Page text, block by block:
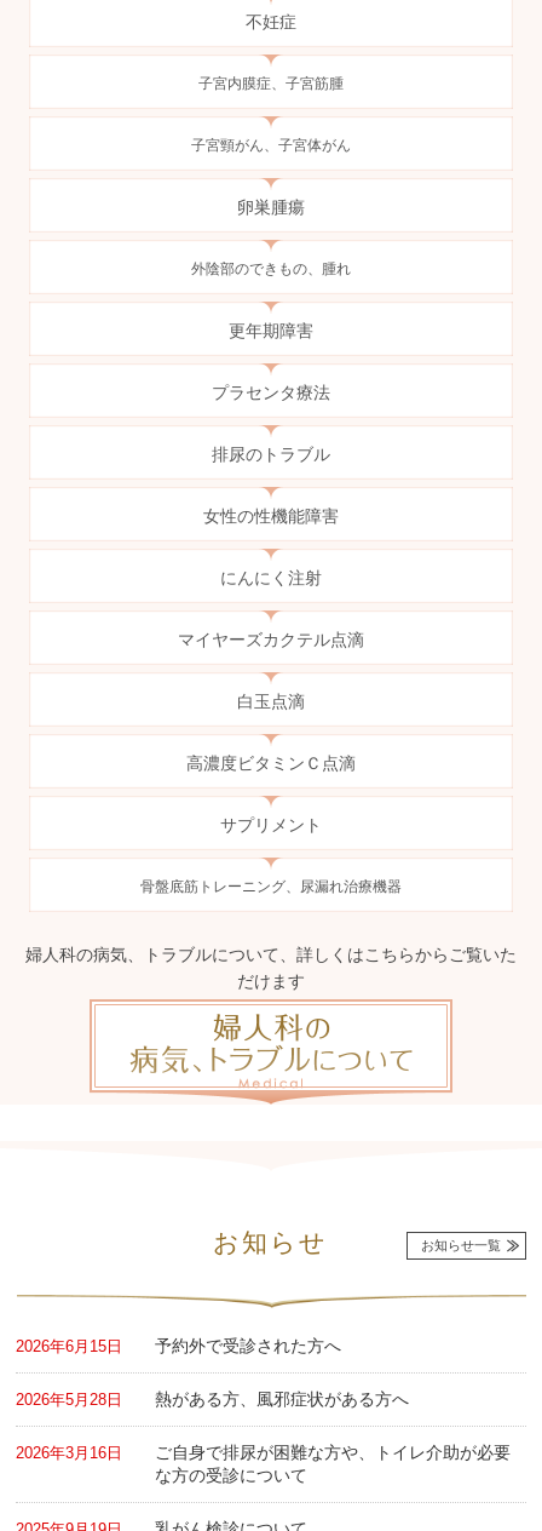
不妊症
子宮内膜症、子宮筋腫
子宮頸がん、子宮体がん
卵巣腫瘍
外陰部のできもの、腫れ
更年期障害
プラセンタ療法
排尿のトラブル
女性の性機能障害
にんにく注射
マイヤーズカクテル点滴
白玉点滴
高濃度ビタミンＣ点滴
サプリメント
骨盤底筋トレーニング、 尿漏れ治療機器
婦人科の病気、トラブルについて、詳しくはこちらからご覧いた
だけます
お知らせ
2026年6月15日 予約外で受診された方へ
2026年5月28日 熱がある方、風邪症状がある方へ
2026年3月16日
ご自身で排尿が困難な方や、トイレ介助が必要
な方の受診について
お知らせ一覧